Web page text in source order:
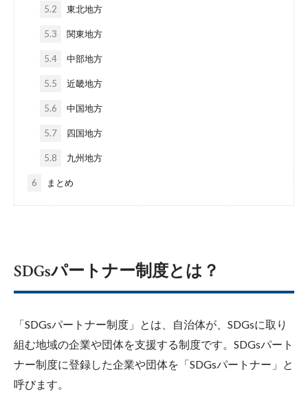
5.2 東北地方
5.3 関東地方
5.4 中部地方
5.5 近畿地方
5.6 中国地方
5.7 四国地方
5.8 九州地方
6 まとめ
SDGsパートナー制度とは？
「SDGsパートナー制度」とは、自治体が、SDGsに取り
組む地域の企業や団体を支援する制度です。SDGsパート
ナー制度に登録した企業や団体を「SDGsパートナー」と
呼びます。